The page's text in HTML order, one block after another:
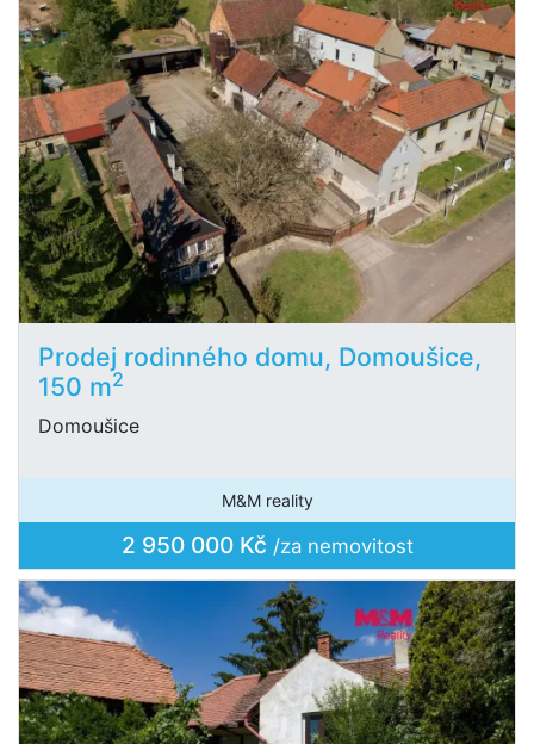
Prodej rodinného domu, Domoušice,
150 m2
Domoušice
M&M reality
2 950 000 Kč /za nemovitost